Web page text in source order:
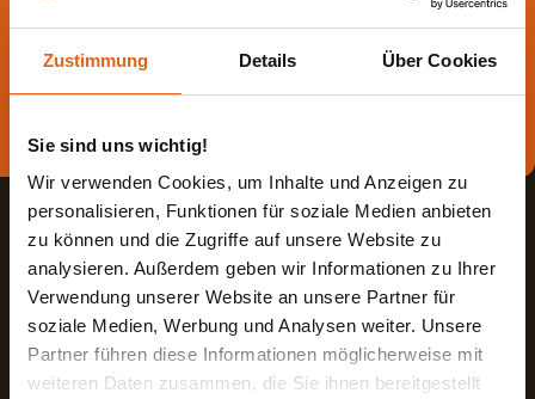
Zustimmung Details Über Cookies
Sie sind uns wichtig!
Wir verwenden Cookies, um Inhalte und Anzeigen zu
personalisieren, Funktionen für soziale Medien anbieten
zu können und die Zugriffe auf unsere Website zu
analysieren. Außerdem geben wir Informationen zu Ihrer
Verwendung unserer Website an unsere Partner für
soziale Medien, Werbung und Analysen weiter. Unsere
Partner führen diese Informationen möglicherweise mit
weiteren Daten zusammen, die Sie ihnen bereitgestellt
Fachberater in Ihrer Nähe!
Haas Fertigbau GmbH